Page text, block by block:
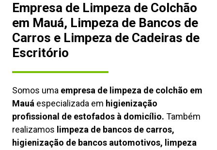
Empresa de Limpeza de Colchão
em Mauá, Limpeza de Bancos de
Carros e Limpeza de Cadeiras de
Escritório
Somos uma empresa de limpeza de colchão em
Mauá especializada em higienização
profissional de estofados à domicílio. Também
realizamos limpeza de bancos de carros,
higienização de bancos automotivos, limpeza